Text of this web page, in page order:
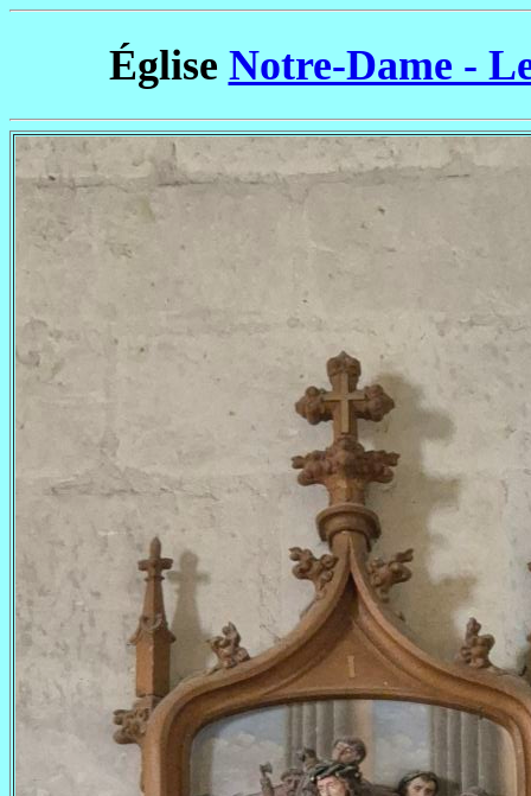
Église Notre-Dame -